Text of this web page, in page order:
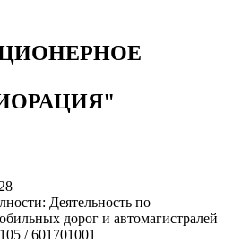
Деятельность по
дорог и автомагистралей
/ 601701001